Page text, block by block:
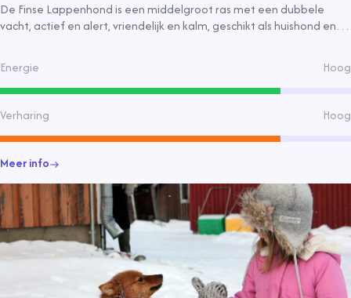
De Finse Lappenhond is een middelgroot ras met een dubbele
vacht, actief en alert, vriendelijk en kalm, geschikt als huishond en
Energie
Hoog
Verharing Hoog
Meer info